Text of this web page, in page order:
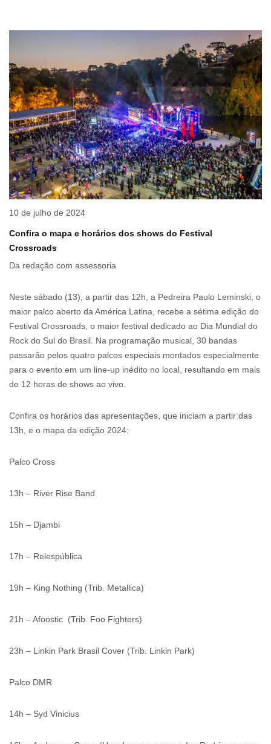
10 de julho de 2024
Confira o mapa e horários dos shows do Festival
Crossroads
Da redação com assessoria
Neste sábado (13), a partir das 12h, a Pedreira Paulo Leminski, o
maior palco aberto da América Latina, recebe a sétima edição do
Festival Crossroads, o maior festival dedicado ao Dia Mundial do
Rock do Sul do Brasil. Na programação musical, 30 bandas
passarão pelos quatro palcos especiais montados especialmente
para o evento em um line-up inédito no local, resultando em mais
de 12 horas de shows ao vivo.
Confira os horários das apresentações, que iniciam a partir das
13h, e o mapa da edição 2024:
Palco Cross
13h – River Rise Band
15h – Djambi
17h – Relespública
19h – King Nothing (Trib. Metallica)
21h – Afoostic (Trib. Foo Fighters)
23h – Linkin Park Brasil Cover (Trib. Linkin Park)
Palco DMR
14h – Syd Vinicius